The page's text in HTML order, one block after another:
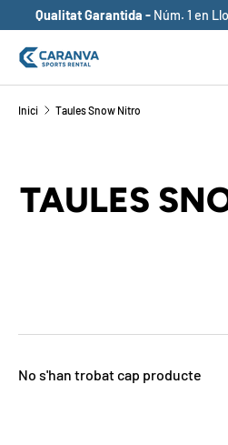
ANAR AL CONTINGUT
Qualitat Garantida - Núm. 1 en
Cerca
Inici Taules Snow Nitro
TAULES
No s'han trobat cap producte